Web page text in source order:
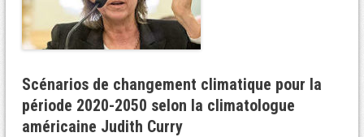
Scénarios de changement climatique pour la
période 2020-2050 selon la climatologue
américaine Judith Curry